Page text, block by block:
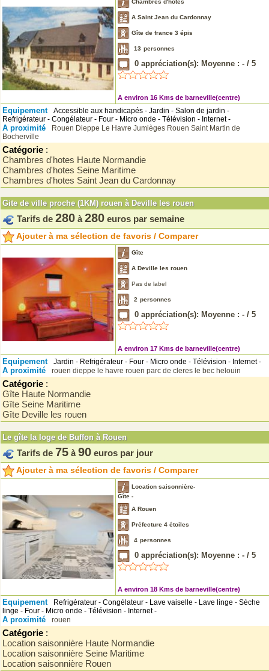
A Saint Jean du Cardonnay
Gîte de france 3 épis
13 personnes
0 appréciation(s): Moyenne : - / 5
A environ 16 Kms de barneville(centre)
Equipement
Accessible aux handicapés - Jardin - Salon de jardin -
Refrigérateur - Congélateur - Four - Micro onde - Télévision - Internet -
A proximité Rouen Dieppe Le Havre Jumièges Rouen Saint Martin de
Bocherville
Catégorie :
Chambres d'hotes Haute Normandie
Chambres d'hotes Seine Maritime
Chambres d'hotes Saint Jean du Cardonnay
Gite de ville proche (1KM) rouen à Deville les rouen
Tarifs de 280 à 280 euros par semaine
Ajouter à ma sélection de favoris / Comparer
Gîte
A Deville les rouen
Pas de label
2 personnes
0 appréciation(s): Moyenne : - / 5
A environ 17 Kms de barneville(centre)
Equipement Jardin - Refrigérateur - Four - Micro onde - Télévision - Internet -
A proximité rouen dieppe le havre rouen parc de cleres le bec helouin
Catégorie :
Gîte Haute Normandie
Gîte Seine Maritime
Gîte Deville les rouen
Le gîte la loge de Buffon à Rouen
Tarifs de 75 à 90 euros par jour
Ajouter à ma sélection de favoris / Comparer
Location saisonnière-
Gîte -
A Rouen
Préfecture 4 étoiles
4 personnes
0 appréciation(s): Moyenne : - / 5
A environ 18 Kms de barneville(centre)
Equipement
Refrigérateur - Congélateur - Lave vaiselle - Lave linge - Sèche
linge - Four - Micro onde - Télévision - Internet -
A proximité rouen
Catégorie :
Location saisonnière Haute Normandie
Location saisonnière Seine Maritime
Location saisonnière Rouen